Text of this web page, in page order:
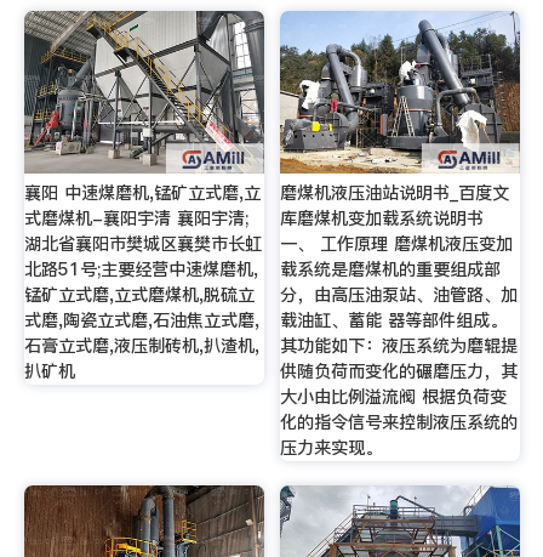
襄阳 中速煤磨机,锰矿立式磨,立
式磨煤机-襄阳宇清 襄阳宇清;
湖北省襄阳市樊城区襄樊市长虹
北路51号;主要经营中速煤磨机,
锰矿立式磨,立式磨煤机,脱硫立
式磨,陶瓷立式磨,石油焦立式磨,
石膏立式磨,液压制砖机,扒渣机,
扒矿机
磨煤机液压油站说明书_百度文
库磨煤机变加载系统说明书
一、 工作原理 磨煤机液压变加
载系统是磨煤机的重要组成部
分，由高压油泵站、油管路、加
载油缸、蓄能 器等部件组成。
其功能如下：液压系统为磨辊提
供随负荷而变化的碾磨压力，其
大小由比例溢流阀 根据负荷变
化的指令信号来控制液压系统的
压力来实现。